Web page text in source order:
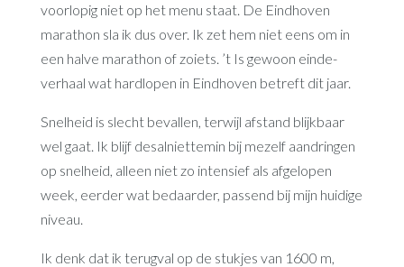
voorlopig niet op het menu staat. De Eindhoven
marathon sla ik dus over. Ik zet hem niet eens om in
een halve marathon of zoiets. ’t Is gewoon einde-
verhaal wat hardlopen in Eindhoven betreft dit jaar.
Snelheid is slecht bevallen, terwijl afstand blijkbaar
wel gaat. Ik blijf desalniettemin bij mezelf aandringen
op snelheid, alleen niet zo intensief als afgelopen
week, eerder wat bedaarder, passend bij mijn huidige
niveau.
Ik denk dat ik terugval op de stukjes van 1600 m,